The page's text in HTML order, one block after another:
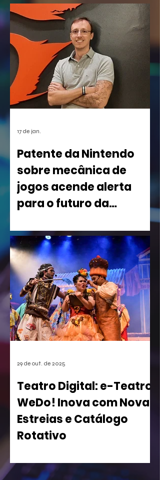
conseguindo responder".
Patente da Nintendo
sobre mecânica de
jogos acende alerta
para o futuro da
Nintendo nos Estados Unidos está
causando um rebuliço no mundo dos
games. A empresa conseguiu o registro
de uma mecânica de invocação de
personagens secundários durante o
jogo, uma função super comum em
RPGs e jogos de ação. A medida, que
pode afetar o desenvolvimento de
centenas de futuros títulos, é vista
como um risco, especialmente para os
17 de jan.
Teatro Digital: e-Teatro
WeDo! Inova com Novas
Estreias e Catálogo
Rotativo
sua Casa de Espetáculos Virtual com
29 de out. de 2025